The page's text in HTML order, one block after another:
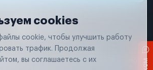
Удаление аккаунта
на сайте, носит исключительно
cookies
cookie, чтобы улучшить работу
трафик. Продолжая
вы соглашаетесь с их